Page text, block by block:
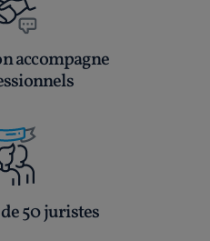
accompagne
50 juristes